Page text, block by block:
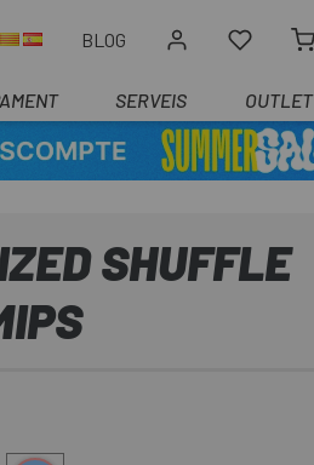
BLOG
SERVEIS OUTLET
SHUFFLE